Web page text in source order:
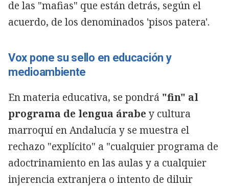
de las "mafias" que están detrás, según el
acuerdo, de los denominados 'pisos patera'.
Vox pone su sello en educación y
medioambiente
En materia educativa, se pondrá "fin" al
programa de lengua árabe y cultura
marroquí en Andalucía y se muestra el
rechazo "explícito" a "cualquier programa de
adoctrinamiento en las aulas y a cualquier
injerencia extranjera o intento de diluir